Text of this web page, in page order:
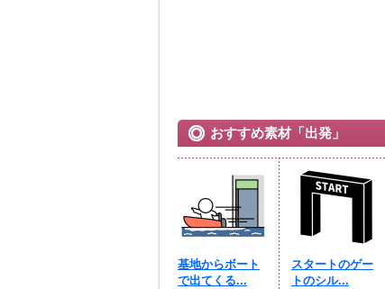
おすすめ素材「出発」
基地からボート
で出てくる...
スタートのゲー
トのシル...